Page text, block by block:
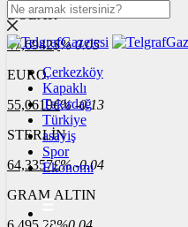
DOLAR
47,6942$% 0.05
EURO
55,0619€% -0.13
STERLİN
64,3357£% -0.04
GRAM ALTIN
Çerkezköy
Kapaklı
Tekirdağ
Türkiye
asayiş
Spor
Ekonomi